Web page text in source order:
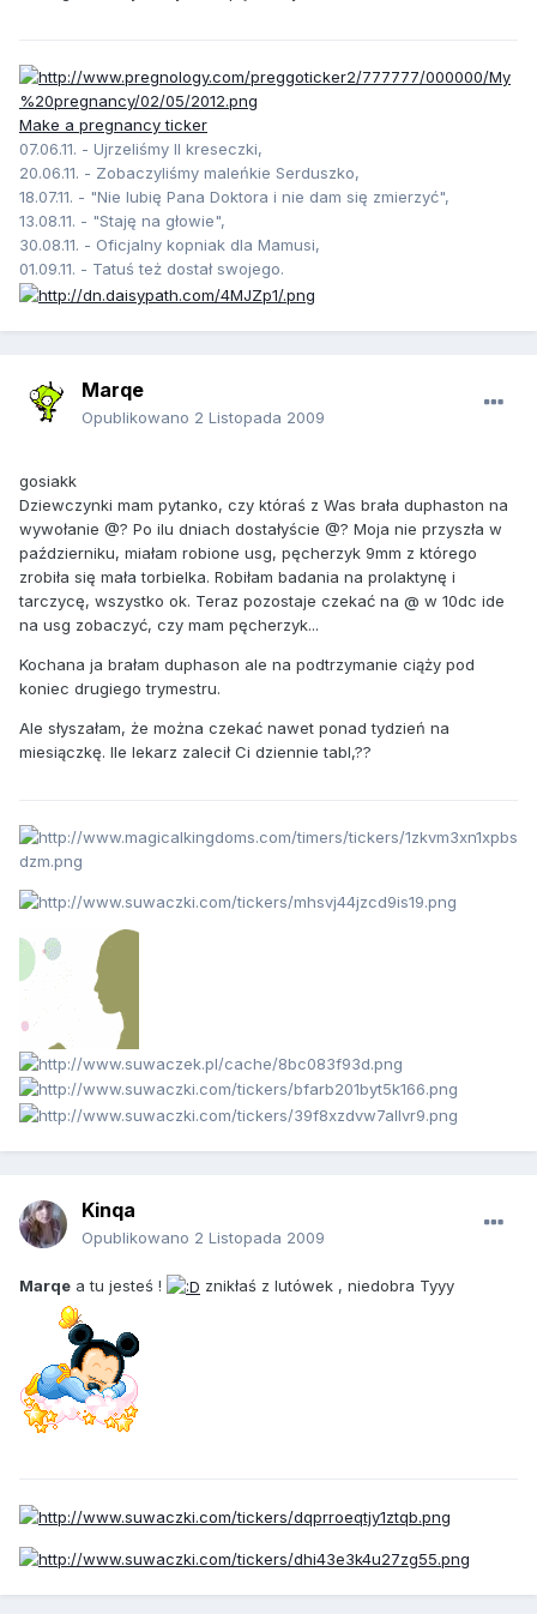
Make a pregnancy ticker
07.06.11. - Ujrzeliśmy II kreseczki,
20.06.11. - Zobaczyliśmy maleńkie Serduszko,
18.07.11. - "Nie lubię Pana Doktora i nie dam się zmierzyć",
13.08.11. - "Staję na głowie",
30.08.11. - Oficjalny kopniak dla Mamusi,
01.09.11. - Tatuś też dostał swojego.
Marqe
Opublikowano 2 Listopada 2009
gosiakk
Dziewczynki mam pytanko, czy któraś z Was brała duphaston na
wywołanie @? Po ilu dniach dostałyście @? Moja nie przyszła w
październiku, miałam robione usg, pęcherzyk 9mm z którego
zrobiła się mała torbielka. Robiłam badania na prolaktynę i
tarczycę, wszystko ok. Teraz pozostaje czekać na @ w 10dc ide
na usg zobaczyć, czy mam pęcherzyk...
Kochana ja brałam duphason ale na podtrzymanie ciąży pod
koniec drugiego trymestru.
Ale słyszałam, że można czekać nawet ponad tydzień na
miesiączkę. Ile lekarz zalecił Ci dziennie tabl,??
Kinqa
Opublikowano 2 Listopada 2009
Marqe a tu jesteś ! znikłaś z lutówek , niedobra Tyyy